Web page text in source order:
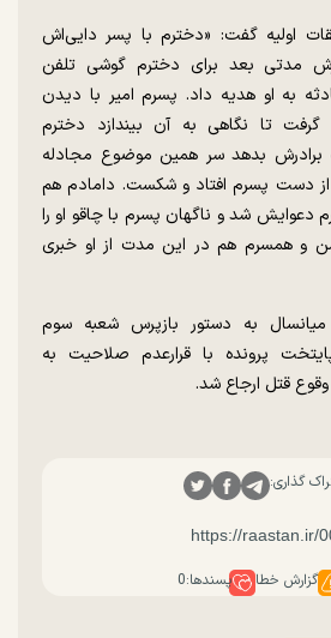
اولیه گفت: «دخترم با پسر دایی‌اش
مدتی بعد برای دخترم گوشی تلفن
به او هدیه داد. پسرم امیر با دیدن
تا نگاهی به آن بیندازد دخترم
بدهد سر همین موضوع مجادله
دست پسرم افتاد و شکست. دامادم هم
شد و ناگهان پسرم با چاقو او را
و همسرم هم در این مدت از او خبری
میانسال به دستور بازپرس شعبه سوم
پرونده با قرارعدم صلاحیت به
قتل ارجاع شد.
گذاری:
گزارش خطا پسندها:0